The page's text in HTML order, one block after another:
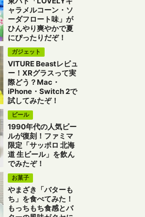
ャラメルコーン・ソ
ーダフロート味」が
ひんやり爽やかで夏
にぴったりだぞ！
ガジェット
VITURE Beastレビュ
ー！XRグラスって実
際どう？Mac・
iPhone・Switch 2で
試してみたぞ！
ビール
1990年代の人気ビー
ルが復刻！ファミマ
限定「サッポロ 北海
道 生ビール」を飲ん
でみたぞ！
お菓子
やまざき「バターも
ち」を食べてみた！
もっちもち食感とバ